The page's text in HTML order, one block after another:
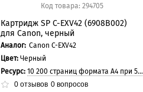
Код товара: 294705
Картридж SP C-EXV42 (6908B002)
для Canon, черный
Аналог: Canon C-EXV42
Цвет: Черный
Ресурс:10 200 страниц формата А4 при 5% заполнении страницы
0 отзывов 0 вопросов